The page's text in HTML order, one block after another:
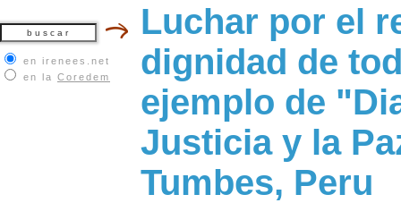
en irenees.net
en la Coredem
Luchar por el
dignidad de
ejemplo de
Justicia y la
Tumbes, Peru